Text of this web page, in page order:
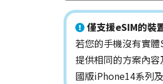
僅支援eSIM的裝
若您的手機沒有實
提供相同的方案內
國版iPhone14系列